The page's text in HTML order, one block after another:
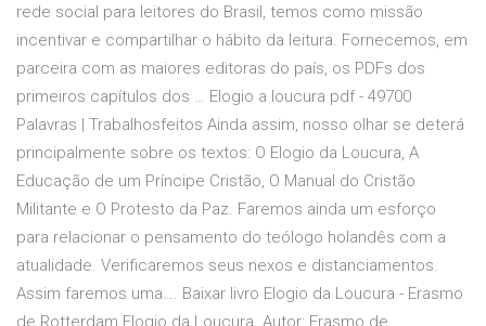
rede social para leitores do Brasil, temos como missão
incentivar e compartilhar o hábito da leitura. Fornecemos, em
parceira com as maiores editoras do país, os PDFs dos
primeiros capítulos dos … Elogio a loucura pdf - 49700
Palavras | Trabalhosfeitos Ainda assim, nosso olhar se deterá
principalmente sobre os textos: O Elogio da Loucura, A
Educação de um Príncipe Cristão, O Manual do Cristão
Militante e O Protesto da Paz. Faremos ainda um esforço
para relacionar o pensamento do teólogo holandês com a
atualidade. Verificaremos seus nexos e distanciamentos.
Assim faremos uma…. Baixar livro Elogio da Loucura - Erasmo